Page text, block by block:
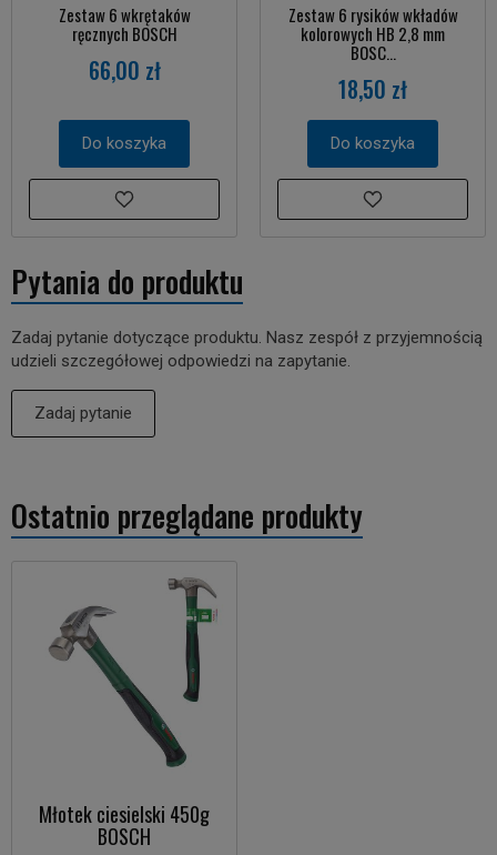
Zestaw 6 wkrętaków
ręcznych BOSCH
66,00 zł
Do koszyka
Zestaw 6 rysików wkładów
kolorowych HB 2,8 mm
BOSC...
18,50 zł
Do koszyka
Pytania do produktu
Zadaj pytanie dotyczące produktu. Nasz zespół z przyjemnością
udzieli szczegółowej odpowiedzi na zapytanie.
Zadaj pytanie
Ostatnio przeglądane produkty
Młotek ciesielski 450g
BOSCH